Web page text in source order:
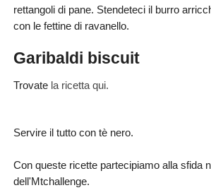
rettangoli di pane. Stendeteci il burro
con le fettine di ravanello.
Garibaldi biscuit
Trovate la ricetta qui.
Servire il tutto con tè nero.
Con queste ricette partecipiamo alla sfida
dell'Mtchallenge.